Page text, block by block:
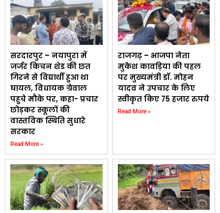
सरदारपुर – नयापुरा में
जर्जर किचन शेड की छत
गिरने से विद्यार्थी हुआ था
घायल, विधायक ग्रेवाल
पहुचे मौके पर, कहा- प्रचार
छोड़कर स्कूलों की
वास्तविक स्थिति सुधारे
सरकार
Read More »
राजगढ़ – भाजपा नेता
मुकेश कावड़िया की पहल
पर मुख्यमंत्री डॉ. मोहन
यादव ने उपचार के लिए
स्वीकृत किए 75 हजार रुपये
Read More »